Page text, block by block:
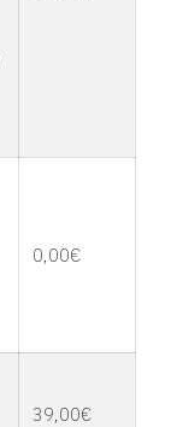
0,00€
39,00€